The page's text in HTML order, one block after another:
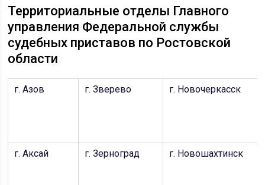
Территориальные отделы Главного
управления Федеральной службы
судебных приставов по Ростовской
области
г. Азов г. Зверево г. Новочеркасск
г. Аксай г. Зерноград г. Новошахтинск